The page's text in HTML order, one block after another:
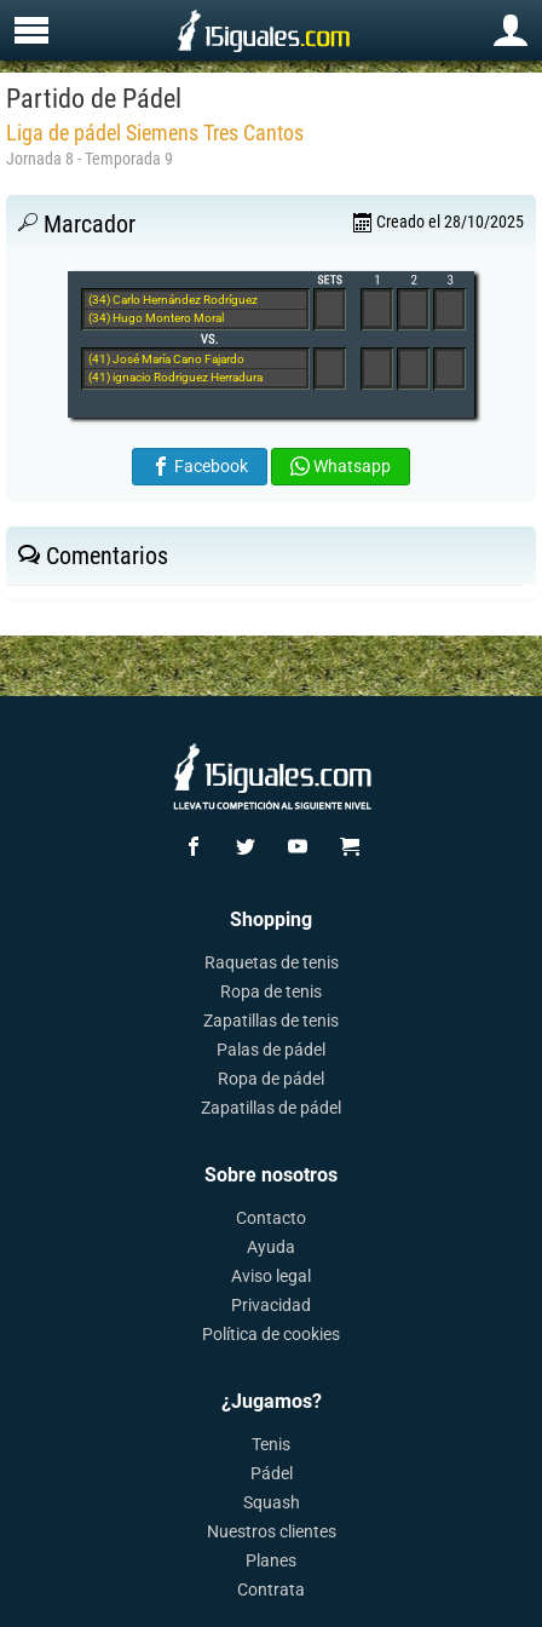
Partido de Pádel
Liga de pádel Siemens Tres Cantos
Jornada 8 - Temporada 9
Marcador Creado el 28/10/2025
(34) Carlo Hernández Rodríguez
(34) Hugo Montero Moral
(41) José María Cano Fajardo
(41) ignacio Rodriguez Herradura
Facebook Whatsapp
Comentarios
Shopping
Raquetas de tenis
Ropa de tenis
Zapatillas de tenis
Palas de pádel
Ropa de pádel
Zapatillas de pádel
Sobre nosotros
Contacto
Ayuda
Aviso legal
Privacidad
Política de cookies
¿Jugamos?
Tenis
Pádel
Squash
Nuestros clientes
Planes
Contrata